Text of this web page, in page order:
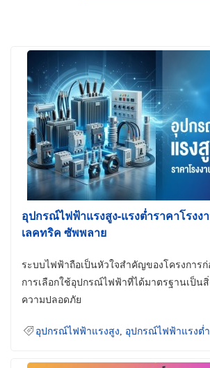
อุปกรณ์ไฟฟ้าแรงสูง-แรงต่ำราคาโรงง
เลคทริค ซัพพลาย
ระบบไฟฟ้าถือเป็นหัวใจสำคัญของโครงการ
การเลือกใช้อุปกรณ์ไฟฟ้าที่ได้มาตรฐานเป็น
ความปลอดภัย
อุปกรณ์ไฟฟ้าแรงสูง อุปกรณ์ไฟฟ้าแรงต่ำ